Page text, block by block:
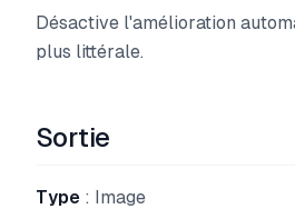
Désactive l'amélioration
plus littérale.
Sortie
Type : Image